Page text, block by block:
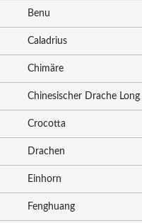
Benu
Caladrius
Chimäre
Chinesischer Drache Long
Crocotta
Drachen
Einhorn
Fenghuang